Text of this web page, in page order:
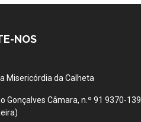
NOS
Misericórdia da Calheta
Gonçalves Câmara, n.º 91 9370-139